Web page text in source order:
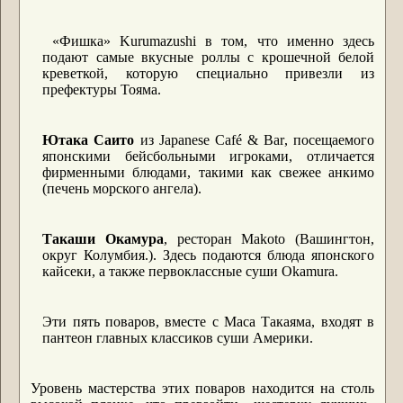
«Фишка» Kurumazushi в том, что именно здесь
подают самые вкусные роллы с крошечной белой
креветкой, которую специально привезли из
префектуры Тояма.
Ютака Саито из Japanese Café & Bar, посещаемого
японскими бейсбольными игроками, отличается
фирменными блюдами, такими как свежее анкимо
(печень морского ангела).
Такаши Окамура, ресторан Makoto (Вашингтон,
округ Колумбия.). Здесь подаются блюда японского
кайсеки, а также первоклассные суши Okamura.
Эти пять поваров, вместе с Маса Такаяма, входят в
пантеон главных классиков суши Америки.
Уровень мастерства этих поваров находится на столь